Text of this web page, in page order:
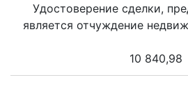
Удостоверение сделки,
является отчуждение
10 840,98